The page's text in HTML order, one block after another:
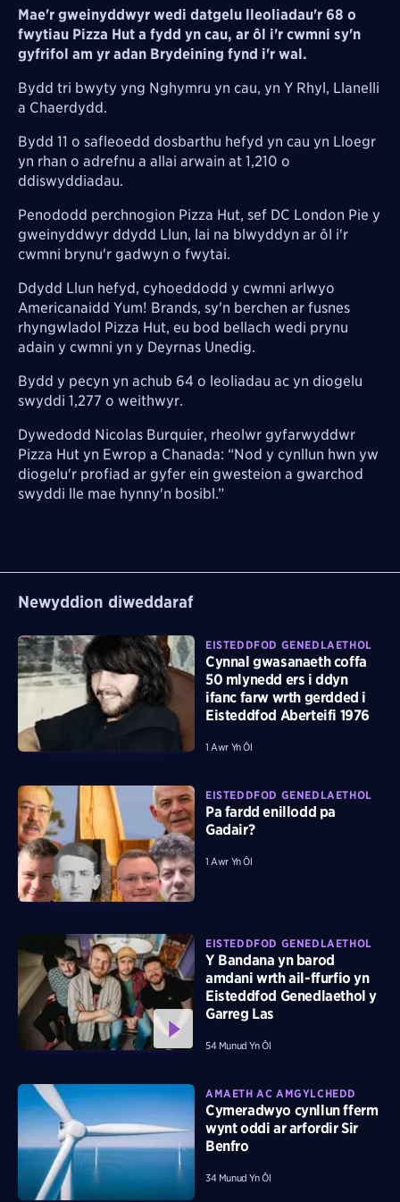
Mae'r gweinyddwyr wedi datgelu lleoliadau'r 68 o
fwytiau Pizza Hut a fydd yn cau, ar ôl i'r cwmni sy'n
gyfrifol am yr adan Brydeining fynd i'r wal.
Bydd tri bwyty yng Nghymru yn cau, yn Y Rhyl, Llanelli
a Chaerdydd.
Bydd 11 o safleoedd dosbarthu hefyd yn cau yn Lloegr
yn rhan o adrefnu a allai arwain at 1,210 o
ddiswyddiadau.
Penododd perchnogion Pizza Hut, sef DC London Pie y
gweinyddwyr ddydd Llun, lai na blwyddyn ar ôl i'r
cwmni brynu'r gadwyn o fwytai.
Ddydd Llun hefyd, cyhoeddodd y cwmni arlwyo
Americanaidd Yum! Brands, sy'n berchen ar fusnes
rhyngwladol Pizza Hut, eu bod bellach wedi prynu
adain y cwmni yn y Deyrnas Unedig.
Bydd y pecyn yn achub 64 o leoliadau ac yn diogelu
swyddi 1,277 o weithwyr.
Dywedodd Nicolas Burquier, rheolwr gyfarwyddwr
Pizza Hut yn Ewrop a Chanada: “Nod y cynllun hwn yw
diogelu'r profiad ar gyfer ein gwesteion a gwarchod
swyddi lle mae hynny'n bosibl.”
Newyddion diweddaraf
EISTEDDFOD GENEDLAETHOL
Cynnal gwasanaeth coffa
50 mlynedd ers i ddyn
ifanc farw wrth gerdded i
Eisteddfod Aberteifi 1976
1 Awr Yn Ôl
EISTEDDFOD GENEDLAETHOL
Pa fardd enillodd pa
Gadair?
1 Awr Yn Ôl
EISTEDDFOD GENEDLAETHOL
Y Bandana yn barod
amdani wrth ail-ffurfio yn
Eisteddfod Genedlaethol y
Garreg Las
54 Munud Yn Ôl
AMAETH AC AMGYLCHEDD
Cymeradwyo cynllun fferm
wynt oddi ar arfordir Sir
Benfro
34 Munud Yn Ôl